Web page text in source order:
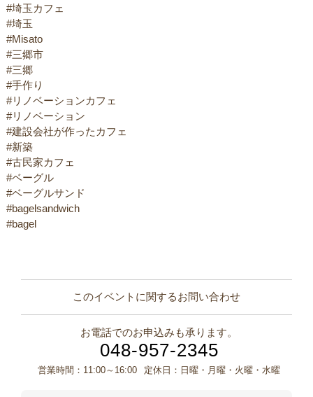
#埼玉カフェ
#埼玉
#Misato
#三郷市
#三郷
#手作り
#リノベーションカフェ
#リノベーション
#建設会社が作ったカフェ
#新築
#古民家カフェ
#ベーグル
#ベーグルサンド
#bagelsandwich
#bagel
このイベントに関するお問い合わせ
お電話でのお申込みも承ります。
048-957-2345
営業時間： 11:00～16:00 定休日： 日曜・月曜・火曜・水曜